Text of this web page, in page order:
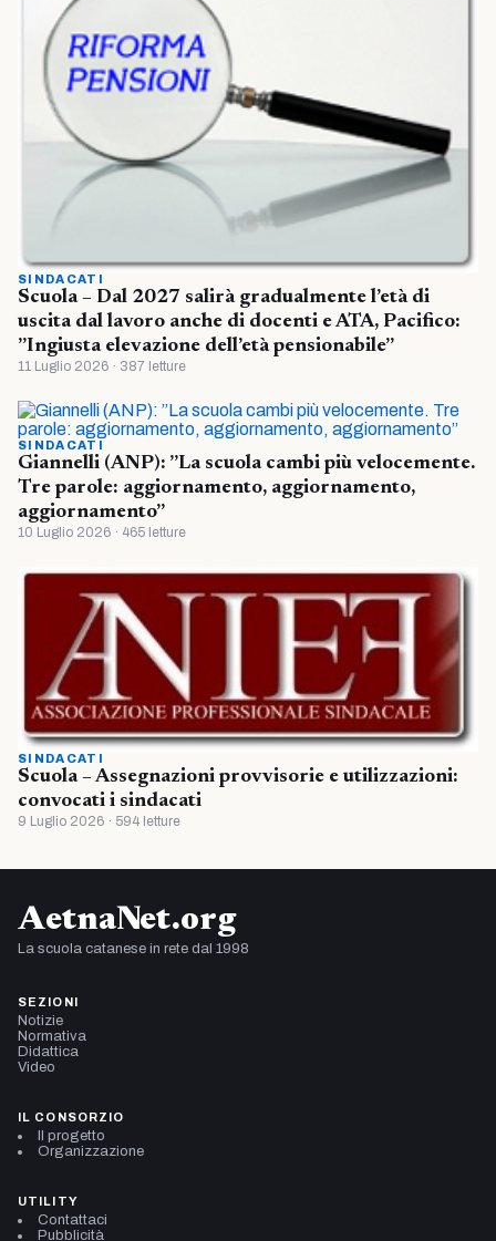
SINDACATI
Scuola – Dal 2027 salirà gradualmente l’età di
uscita dal lavoro anche di docenti e ATA, Pacifico:
”Ingiusta elevazione dell’età pensionabile”
11 Luglio 2026 · 387 letture
SINDACATI
Giannelli (ANP): ”La scuola cambi più velocemente.
Tre parole: aggiornamento, aggiornamento,
aggiornamento”
10 Luglio 2026 · 465 letture
SINDACATI
Scuola – Assegnazioni provvisorie e utilizzazioni:
convocati i sindacati
9 Luglio 2026 · 594 letture
AetnaNet.org
La scuola catanese in rete dal 1998
SEZIONI
Notizie
Normativa
Didattica
Video
IL CONSORZIO
Il progetto
Organizzazione
UTILITY
Contattaci
Pubblicità